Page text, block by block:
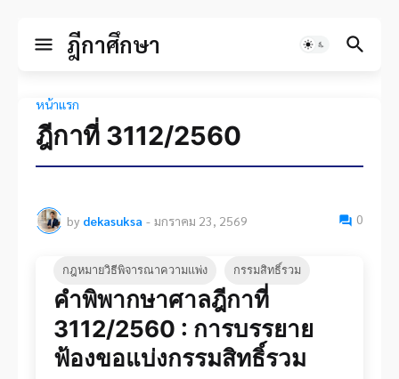
ฎีกาศึกษา
หน้าแรก
ฎีกาที่ 3112/2560
by dekasuksa - มกราคม 23, 2569 0
กฎหมายวิธีพิจารณาความแพ่ง กรรมสิทธิ์รวม
คำพิพากษาศาลฎีกาที่
3112/2560 : การบรรยาย
ฟ้องขอแบ่งกรรมสิทธิ์รวม